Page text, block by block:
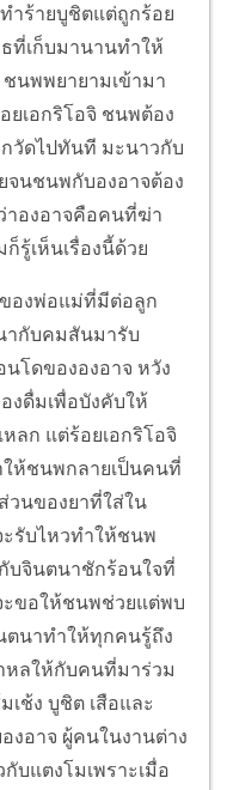
ำร้ายบูชิตแต่ถูกร้อย
ที่เก็บมานานทำให้
ชนพพยายามเข้ามา
เอกริโอจิ ชนพต้อง
วัดไปทันที มะนาวกับ
จนชนพกับองอาจต้อง
าองอาจคือคนที่ฆ่า
รู้เห็นเรื่องนี้ด้วย
งพ่อแม่ที่มีต่อลูก
ากับคมสันมารับ
โดขององอาจ หวัง
งดื่มเพื่อบังคับให้
ลก แต่ร้อยเอกริโอจิ
ให้ชนพกลายเป็นคนที่
วนของยาที่ใส่ใน
ะรับไหวทำให้ชนพ
บจินตนาชักร้อนใจที่
ะขอให้ชนพช่วยแต่พบ
ตนาทำให้ทุกคนรู้ถึง
หลให้กับคนที่มาร่วม
เช้ง บูชิต เสือและ
งอาจ ผู้คนในงานต่าง
บแตงโมเพราะเมื่อ